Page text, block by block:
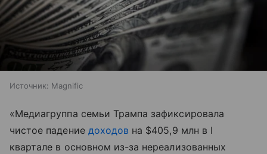
Источник: Magnific
«Медиагруппа семьи Трампа зафиксировала
чистое падение доходов на $405,9 млн в I
квартале в основном из-за нереализованных